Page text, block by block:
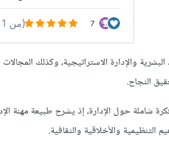
والإدارة الاستراتيجية، وكذلك
النجاح.
شاملة حول الإدارة، إذ يشرح طبيعة مهنة
والأخلاقية والثقافية.